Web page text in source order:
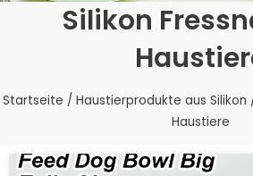
Silikon
Startseite / Haustierprodukte aus Silikon
Haustiere